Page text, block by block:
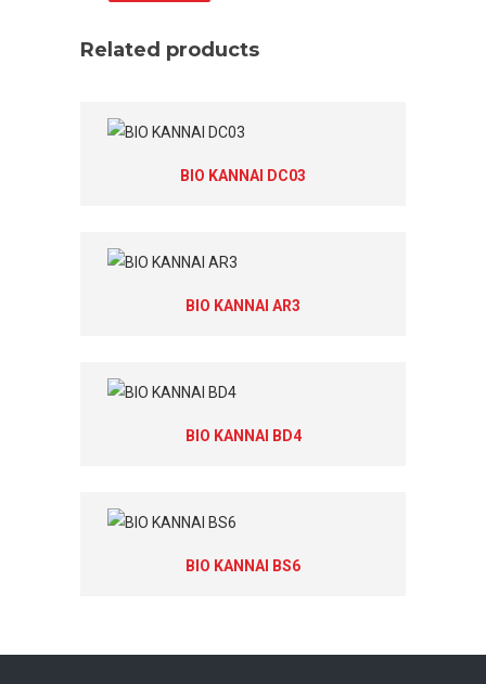
Related products
BIO KANNAI DC03
BIO KANNAI AR3
BIO KANNAI BD4
BIO KANNAI BS6